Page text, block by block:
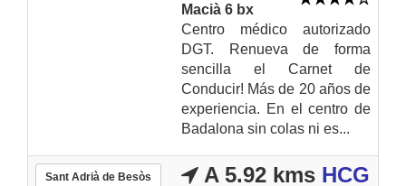
Macià 6 bx
Centro médico autorizado
DGT. Renueva de forma
sencilla el Carnet de
Conducir! Más de 20 años de
experiencia. En el centro de
Badalona sin colas ni es...
Sant Adrià de Besòs A 5.92 kms HCG